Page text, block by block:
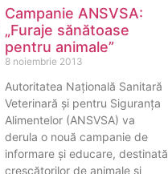
Campanie ANSVSA:
„Furaje sănătoase
pentru animale”
8 noiembrie 2013
Autoritatea Naţională Sanitară
Veterinară şi pentru Siguranţa
Alimentelor (ANSVSA) va
derula o nouă campanie de
informare şi educare, destinată
crescătorilor de animale şi